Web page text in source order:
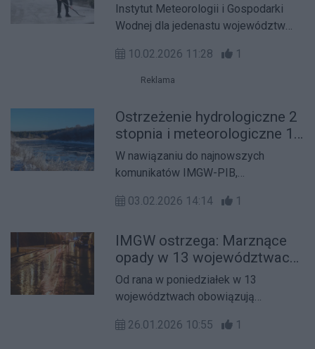
od alertów pozostają jedynie woj.
wielkopolskie i lubuskie.
silnym mrozem
Instytut Meteorologii i Gospodarki
Wodnej dla jedenastu województw
marznącymi. Najdłużej, bo do nocy z
wtorku na środę, obowiązują one w
ostrzeżenia przed mrozem dla
północno-wschodnich regionów kraju.
10.02.2026 11:28 1
Reklama
Ostrzeżenie hydrologiczne 2
stopnia i meteorologiczne 1
stopnia dla Bydgoszczy i
regionu
W nawiązaniu do najnowszych
komunikatów IMGW-PIB,
hydrologiczne drugiego stopnia
03.02.2026 14:14 1
IMGW ostrzega: Marznące
opady w 13 województwach;
Alert RCB: gołoledź w
dziewięciu województwach
Od rana w poniedziałek w 13
województwach obowiązują
Gospodarki Wodnej przed
26.01.2026 10:55 1